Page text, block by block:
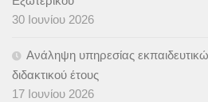
30 Ιουνίου 2026
Ανάληψη υπηρεσίας
διδακτικού έτους
17 Ιουνίου 2026